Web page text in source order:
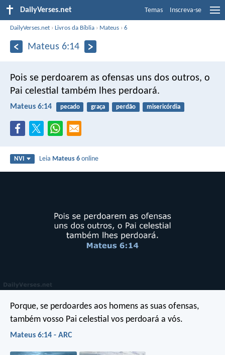
DailyVerses.net Temas Inscreva-se
DailyVerses.net ›Livros da Bíblia › Mateus ›6
Mateus 6:14
Pois se perdoarem as ofensas uns dos outros, o
Pai celestial também lhes perdoará.
Mateus 6:14 pecado graça perdão misericórdia
NVI Leia Mateus 6 online
Porque, se perdoardes aos homens as suas ofensas,
também vosso Pai celestial vos perdoará a vós.
Mateus 6:14 - ARC